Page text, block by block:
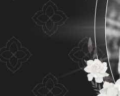
ำคัญต่อข้อมูลส่วนบุคคลของ
งเว็บไซต์ หากท่านใช้บริการ
าใดๆ แสดงว่าท่านยินยอมที่จะ
สิทธิส่วนบุคคลของเรา